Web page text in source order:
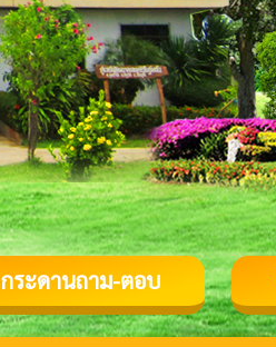
กระดานถาม-ตอบ